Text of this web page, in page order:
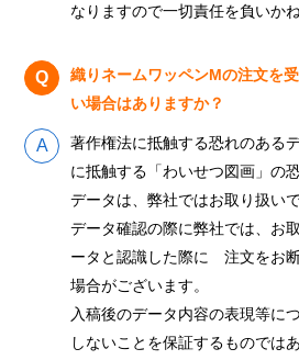
なりますので一切責任を負いかね
織りネームワッペンMの注文を
い場合はありますか？
著作権法に抵触する恐れのある
に抵触する「わいせつ図画」の
データは、弊社ではお取り扱い
データ確認の際に弊社では、お
ータと認識した際に 注文をお
場合がございます。
入稿後のデータ内容の表現等に
しないことを保証するものでは